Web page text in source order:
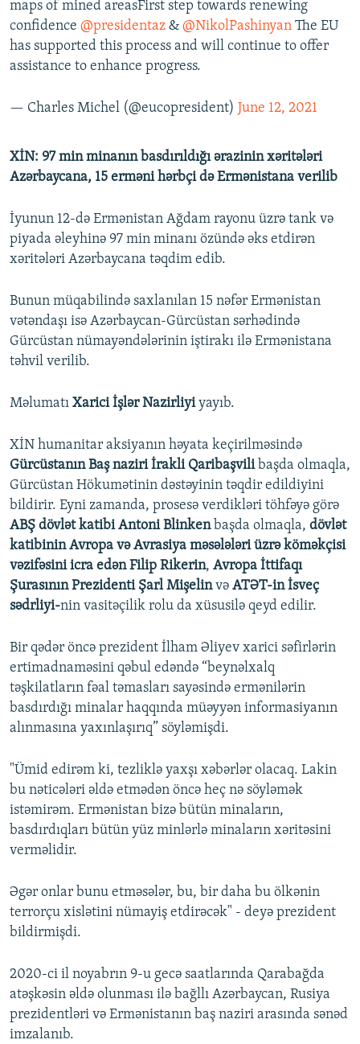
maps of mined areasFirst step towards renewing
confidence @presidentaz & @NikolPashinyan The EU
has supported this process and will continue to offer
assistance to enhance progress.
— Charles Michel (@eucopresident) June 12, 2021
XİN: 97 min minanın basdırıldığı ərazinin xəritələri
Azərbaycana, 15 erməni hərbçi də Ermənistana verilib
İyunun 12-də Ermənistan Ağdam rayonu üzrə tank və
piyada əleyhinə 97 min minanı özündə əks etdirən
xəritələri Azərbaycana təqdim edib.
Bunun müqabilində saxlanılan 15 nəfər Ermənistan
vətəndaşı isə Azərbaycan-Gürcüstan sərhədində
Gürcüstan nümayəndələrinin iştirakı ilə Ermənistana
təhvil verilib.
Məlumatı Xarici İşlər Nazirliyiyayıb.
XİN humanitar aksiyanın həyata keçirilməsində
Gürcüstanın Baş naziri İrakli Qaribaşvili başda olmaqla,
Gürcüstan Hökumətinin dəstəyinin təqdir edildiyini
bildirir. Eyni zamanda, prosesə verdikləri töhfəyə görə
ABŞ dövlət katibi Antoni Blinkenbaşda olmaqla, dövlət
katibinin Avropa və Avrasiya məsələləri üzrə köməkçisi
vəzifəsini icra edən Filip Rikerin, Avropa İttifaqı
Şurasının Prezidenti Şarl Mişelinvə ATƏT-in İsveç
sədrliyi-nin vasitəçilik rolu da xüsusilə qeyd edilir.
Bir qədər öncə prezident İlham Əliyev xarici səfirlərin
ertimadnaməsini qəbul edəndə “beynəlxalq
təşkilatların fəal təmasları sayəsində ermənilərin
basdırdığı minalar haqqında müəyyən informasiyanın
alınmasına yaxınlaşırıq” söyləmişdi.
"Ümid edirəm ki, tezliklə yaxşı xəbərlər olacaq. Lakin
bu nəticələri əldə etmədən öncə heç nə söyləmək
istəmirəm. Ermənistan bizə bütün minaların,
basdırdıqları bütün yüz minlərlə minaların xəritəsini
verməlidir.
Əgər onlar bunu etməsələr, bu, bir daha bu ölkənin
terrorçu xislətini nümayiş etdirəcək" - deyə prezident
bildirmişdi.
2020-ci il noyabrın 9-u gecə saatlarında Qarabağda
atəşkəsin əldə olunması ilə bağllı Azərbaycan, Rusiya
prezidentləri və Ermənistanın baş naziri arasında sənəd
imzalanıb.